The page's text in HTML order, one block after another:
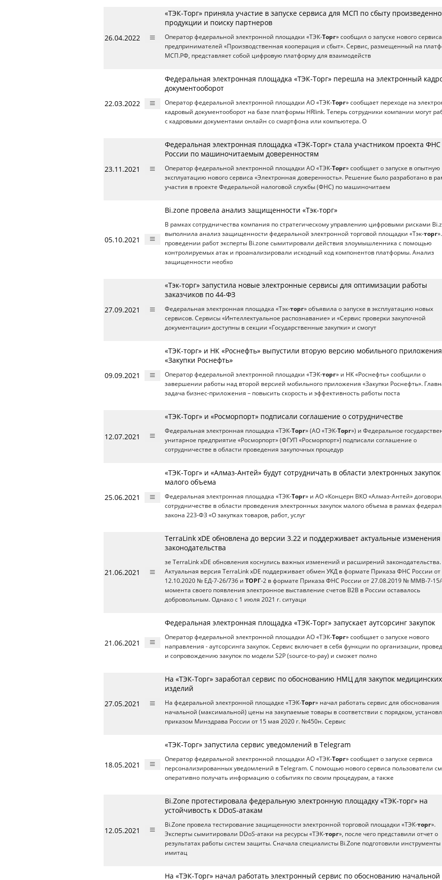
26.04.2022
«ТЭК-Торг» приняла участие в запуске сервиса для МСП по сбыту
продукции и поиску партнеров
Оператор федеральной электронной площадки «ТЭК-Торг» сообщил о запуске нового
предпринимателей «Производственная кооперация и сбыт». Сервис, размещенный на
МСП.РФ, представляет собой цифровую платформу для взаимодейств
22.03.2022
Федеральная электронная площадка «ТЭК-Торг» перешла на электронный
документооборот
Оператор федеральной электронной площадки АО «ТЭК-Торг» сообщает переходе на
кадровый документооборот на базе платформы HRlink. Теперь сотрудники компании могут
с кадровыми документами онлайн со смартфона или компьютера. О
23.11.2021
Федеральная электронная площадка «ТЭК-Торг» стала участником проекта ФНС
России по машиночитаемым доверенностям
Оператор федеральной электронной площадки АО «ТЭК-Торг» сообщает о запуске в опытную
эксплуатацию нового сервиса «Электронная доверенность». Решение было разработано в
участия в проекте Федеральной налоговой службы (ФНС) по машиночитаем
05.10.2021
Bi.zone провела анализ защищенности «Тэк-торг»
В рамках сотрудничества компания по стратегическому управлению цифровыми рисками
выполнила анализ защищенности федеральной электронной торговой площадки «Тэк-торг
проведении работ эксперты Bi.zone сымитировали действия злоумышленника с помощью
контролируемых атак и проанализировали исходный код компонентов платформы. Анализ
защищенности необхо
27.09.2021
«Тэк-торг» запустила новые электронные сервисы для оптимизации работы
заказчиков по 44-ФЗ
Федеральная электронная площадка «Тэк-торг» объявила о запуске в эксплуатацию новых
сервисов. Сервисы «Интеллектуальное распознавание» и «Сервис проверки закупочной
документации» доступны в секции «Государственные закупки» и смогут
09.09.2021
«ТЭК-торг» и НК «Роснефть» выпустили вторую версию мобильного приложения
«Закупки Роснефть»
Оператор федеральной электронной площадки «ТЭК-торг» и НК «Роснефть» сообщили о
завершении работы над второй версией мобильного приложения «Закупки Роснефть».
задача бизнес-приложения – повысить скорость и эффективность работы поста
12.07.2021
«ТЭК-Торг» и «Росморпорт» подписали соглашение о сотрудничестве
Федеральная электронная площадка «ТЭК-Торг» (АО «ТЭК-Торг») и Федеральное
унитарное предприятие «Росморпорт» (ФГУП «Росморпорт») подписали соглашение о
сотрудничестве в области проведения закупочных процедур
25.06.2021
«ТЭК-Торг» и «Алмаз-Антей» будут сотрудничать в области электронных закупок
малого объема
Федеральная электронная площадка «ТЭК-Торг» и АО «Концерн ВКО «Алмаз-Антей»
сотрудничестве в области проведения электронных закупок малого объема в рамках
закона 223-ФЗ «О закупках товаров, работ, услуг
21.06.2021
TerraLink xDE обновлена до версии 3.22 и поддерживает актуальные изменения
законодательства
зе TerraLink xDE обновления коснулись важных изменений и расширений законодательства.
Актуальная версия TerraLink xDE поддерживает обмен УКД в формате Приказа ФНС России от
12.10.2020 № ЕД-7-26/736 и ТОРГ-2 в формате Приказа ФНС России от 27.08.2019 № ММВ-7-15/
момента своего появления электронное выставление счетов B2B в России оставалось
добровольным. Однако с 1 июля 2021 г. ситуаци
21.06.2021
Федеральная электронная площадка «ТЭК-Торг» запускает аутсорсинг закупок
Оператор федеральной электронной площадки АО «ТЭК-Торг» сообщает о запуске нового
направления - аутсорсинга закупок. Сервис включает в себя функции по организации,
и сопровождению закупок по модели S2P (source-to-pay) и сможет полно
27.05.2021
На «ТЭК-Торг» заработал сервис по обоснованию НМЦ для закупок медицинских
изделий
На федеральной электронной площадке «ТЭК-Торг» начал работать сервис для обоснования
начальной (максимальной) цены на закупаемые товары в соответствии с порядком,
приказом Минздрава России от 15 мая 2020 г. №450н. Сервис
18.05.2021
«ТЭК-Торг» запустила сервис уведомлений в Telegram
Оператор федеральной электронной площадки АО «ТЭК-Торг» сообщает о запуске сервиса
персонализированных уведомлений в Telegram. С помощью нового сервиса пользователи
оперативно получать информацию о событиях по своим процедурам, а также
12.05.2021
Bi.Zone протестировала федеральную электронную площадку «ТЭК-торг» на
устойчивость к DDoS-атакам
Bi.Zone провела тестирование защищенности электронной торговой площадки «ТЭК-торг».
Эксперты сымитировали DDoS-атаки на ресурсы «ТЭК-торг», после чего представили отчет о
результатах работы систем защиты. Сначала специалисты Bi.Zone подготовили инструменты
имитац
На «ТЭК-Торг» начал работать электронный сервис по обоснованию начальной